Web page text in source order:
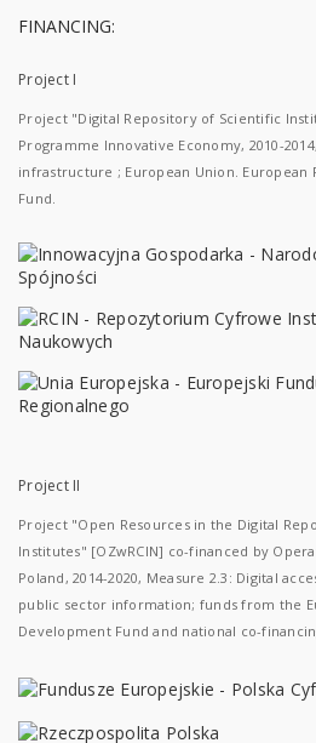
FINANCING:
Project I
Project "Digital Repository of Scientific
Programme Innovative Economy, 2010-
infrastructure ; European Union. European
Fund.
Project II
Project "Open Resources in the Digital
Institutes" [OZwRCIN] co-financed by
Poland, 2014-2020, Measure 2.3: Digital
public sector information; funds from the
Development Fund and national co-